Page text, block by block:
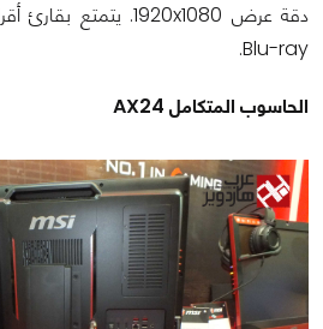
Blu-ray.
الحاسوب المتكامل AX24